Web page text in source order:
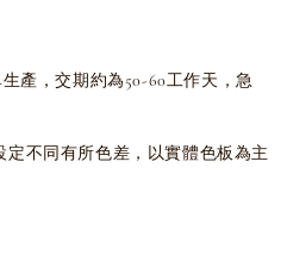
產，交期約為50-60工作天，急
定不同有所色差，以實體色板為主